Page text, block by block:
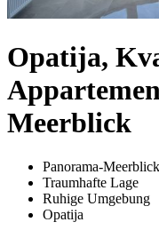
Opatija,
Meerblick
Panorama-Meerblick
Traumhafte Lage
Ruhige Umgebung
Opatija